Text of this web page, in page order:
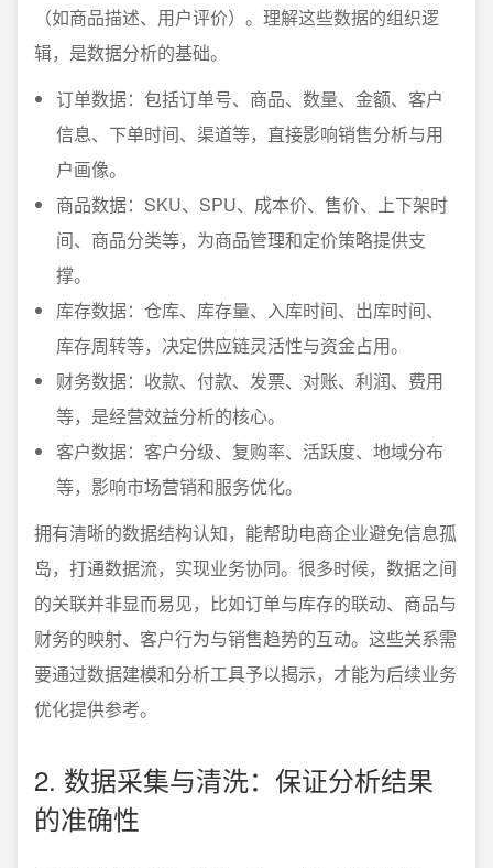
（如商品描述、用户评价）。理解这些数据的组织逻
辑，是数据分析的基础。
订单数据：包括订单号、商品、数量、金额、客户
信息、下单时间、渠道等，直接影响销售分析与用
户画像。
商品数据：SKU、SPU、成本价、售价、上下架时
间、商品分类等，为商品管理和定价策略提供支
撑。
库存数据：仓库、库存量、入库时间、出库时间、
库存周转等，决定供应链灵活性与资金占用。
财务数据：收款、付款、发票、对账、利润、费用
等，是经营效益分析的核心。
客户数据：客户分级、复购率、活跃度、地域分布
等，影响市场营销和服务优化。
拥有清晰的数据结构认知，能帮助电商企业避免信息孤
岛，打通数据流，实现业务协同。很多时候，数据之间
的关联并非显而易见，比如订单与库存的联动、商品与
财务的映射、客户行为与销售趋势的互动。这些关系需
要通过数据建模和分析工具予以揭示，才能为后续业务
优化提供参考。
2. 数据采集与清洗：保证分析结果
的准确性